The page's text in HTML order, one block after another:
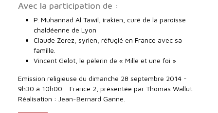
Avec la participation de :
P. Muhannad Al Tawil, irakien, curé de la paroisse
chaldéenne de Lyon
Claude Zerez, syrien, réfugié en France avec sa
famille.
Vincent Gelot, le pèlerin de « Mille et une foi »
Emission religieuse du dimanche 28 septembre 2014 -
9h30 à 10h00 - France 2, présentée par Thomas Wallut.
Réalisation : Jean-Bernard Ganne.